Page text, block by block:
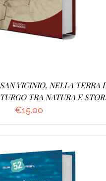
VICINIO. NELLA TERRA
TRA NATURA E
€15.00